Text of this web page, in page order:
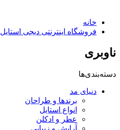
خانه
فروشگاه اینترنتی دیجی استایل
ناوبری
دسته‌بندی‌ها
دنیای مد
برندها و طراحان
انواع استایل
عطر و ادکلن
آرایش و زیبایی